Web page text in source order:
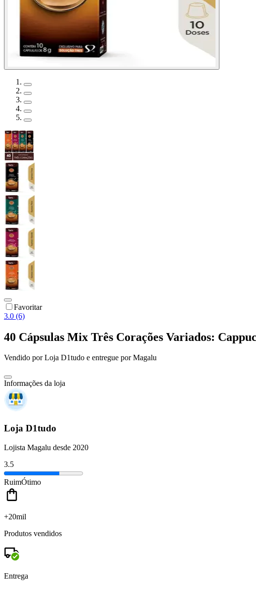
Favoritar
3.0 (6)
40 Cápsulas Mix Três Corações Variados:
Vendido porLoja D1tudo e entregue por Magalu
Informações da loja
Loja D1tudo
Lojista Magalu desde 2020
3.5
RuimÓtimo
+20mil
Produtos vendidos
Entrega